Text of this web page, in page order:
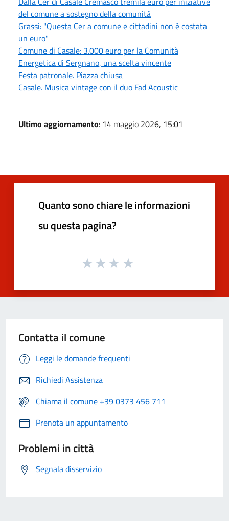
del comune a sostegno della comunità
Grassi: "Questa Cer a comune e cittadini non è costata
un euro"
Comune di Casale: 3.000 euro per la Comunità
Energetica di Sergnano, una scelta vincente
Festa patronale. Piazza chiusa
Casale. Musica vintage con il duo Fad Acoustic
Ultimo aggiornamento: 14 maggio 2026, 15:01
Quanto sono chiare le informazioni
su questa pagina?
Contatta il comune
Leggi le domande frequenti
Richiedi Assistenza
Chiama il comune +39 0373 456 711
Prenota un appuntamento
Problemi in città
Segnala disservizio